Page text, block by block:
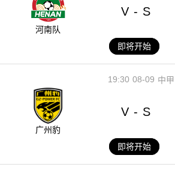
河南队
V - S
即将开始
08-09
19:30 中甲
广州豹
V - S
即将开始